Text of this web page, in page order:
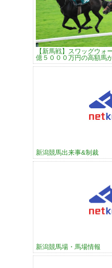
【新馬戦】スワッグウ
億５０００万円の高額馬
新潟競馬出来事&制裁
新潟競馬場・馬場情報